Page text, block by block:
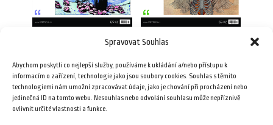
Spravovat Souhlas
Abychom poskytli co nejlepší služby, používáme k ukládání a/nebo přístupu k
informacím o zařízení, technologie jako jsou soubory cookies. Souhlas s těmito
technologiemi nám umožní zpracovávat údaje, jako je chování při procházení nebo
jedinečná ID na tomto webu. Nesouhlas nebo odvolání souhlasu může nepříznivě
ovlivnit určité vlastnosti a funkce.
69,00Kč
Přidat do košíku
69,00Kč
Přidat do košíku